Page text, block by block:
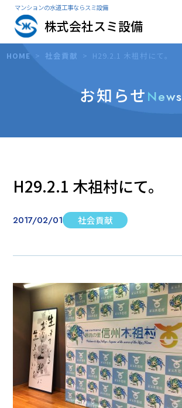
マンションの水道工事ならスミ設備
株式会社スミ設備
お知らせNews
HOME > 社会貢献 > H29.2.1 木祖村にて。
H29.2.1 木祖村にて。
2017/02/01 社会貢献